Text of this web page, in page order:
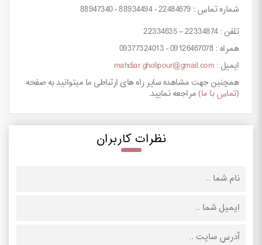
شماره تماس : 22484679 - 88934494 - 88947340
تلفن : 22334874 – 22334635
همراه : 09126467078 - 09377324013
ایمیل : mahdiar.gholipour@gmail.com
همچنین جهت مشاهده سایر راه های ارتباطی ما میتوانید به صفحه
(تماس با ما) مراجعه نمایید.
نظرات کاربران